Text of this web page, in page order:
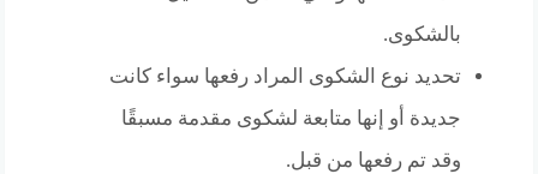
بالشكوى.
تحديد نوع الشكوى المراد رفعها سواء كانت
جديدة أو إنها متابعة لشكوى مقدمة مسبقًا
وقد تم رفعها من قبل.